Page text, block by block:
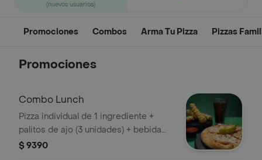
(nuevos usuarios)
Promociones Combos Arma Tu Pizza Pizzas
Promociones
Combo Lunch
Pizza individual de 1 ingrediente +
palitos de ajo (3 unidades) + bebida
en lata.
$ 9390